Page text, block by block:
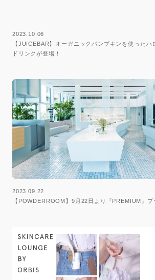
2023.10.06
【JUICEBAR】オーガニックパンプキンを使ったハ
ドリンクが登場！
2023.09.22
【POWDERROOM】9月22日より『PREMIUM』プ